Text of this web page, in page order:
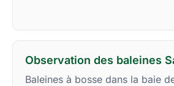
Observation des baleines
Baleines à bosse dans la baie